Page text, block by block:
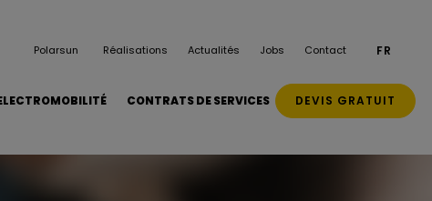
Polarsun Réalisations Actualités Jobs Contact FR
CONTRATS DE SERVICES DEVIS GRATUIT